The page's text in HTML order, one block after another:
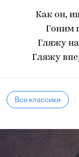
Как он,
Гоним
Гляжу
Гляжу
Все классики